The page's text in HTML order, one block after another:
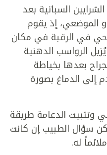
السباتية بعد
الموضعي، إذ يقوم
في الرقبة في مكان
الرواسب الدهنية
بعدها بخياطة
إلى الدماغ بصورة
وتثبيت الدعامة طريقة
سؤال الطبيب إن كانت
له.